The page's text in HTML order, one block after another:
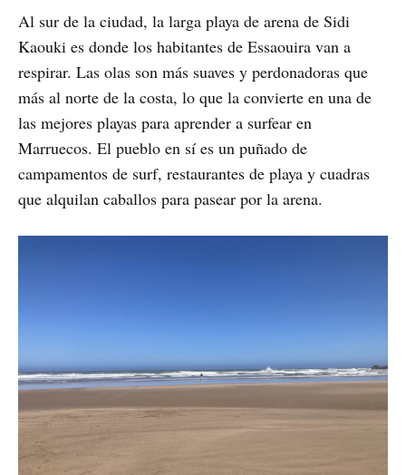
Al sur de la ciudad, la larga playa de arena de Sidi
Kaouki es donde los habitantes de Essaouira van a
respirar. Las olas son más suaves y perdonadoras que
más al norte de la costa, lo que la convierte en una de
las mejores playas para aprender a surfear en
Marruecos. El pueblo en sí es un puñado de
campamentos de surf, restaurantes de playa y cuadras
que alquilan caballos para pasear por la arena.